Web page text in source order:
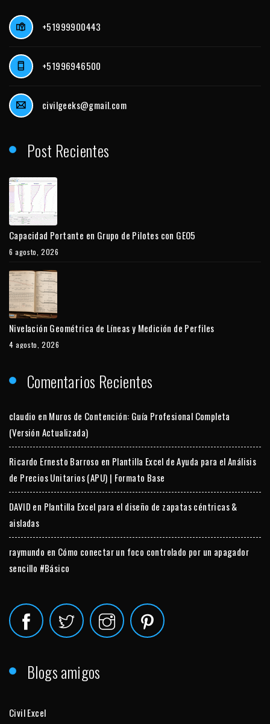
+51999900443
+51996946500
civilgeeks@gmail.com
Post Recientes
Capacidad Portante en Grupo de Pilotes con GEO5
6 agosto, 2026
Nivelación Geométrica de Líneas y Medición de Perfiles
4 agosto, 2026
Comentarios Recientes
claudio en Muros de Contención: Guía Profesional Completa
(Versión Actualizada)
Ricardo Ernesto Barroso en Plantilla Excel de Ayuda para el Análisis
de Precios Unitarios (APU) | Formato Base
DAVID en Plantilla Excel para el diseño de zapatas céntricas &
aisladas
raymundo en Cómo conectar un foco controlado por un apagador
sencillo #Básico
Blogs amigos
Civil Excel